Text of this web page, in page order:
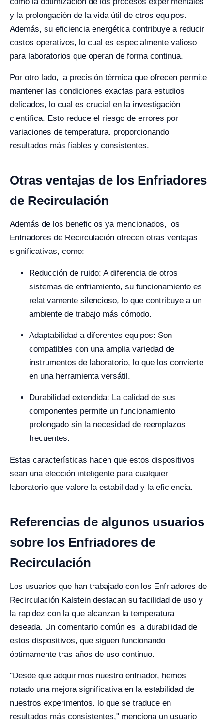
y la prolongación de la vida útil de otros equipos.
Además, su eficiencia energética contribuye a reducir
costos operativos, lo cual es especialmente valioso
para laboratorios que operan de forma continua.
Por otro lado, la precisión térmica que ofrecen permite
mantener las condiciones exactas para estudios
delicados, lo cual es crucial en la investigación
científica. Esto reduce el riesgo de errores por
variaciones de temperatura, proporcionando
resultados más fiables y consistentes.
Otras ventajas de los Enfriadores
de Recirculación
Además de los beneficios ya mencionados, los
Enfriadores de Recirculación ofrecen otras ventajas
significativas, como:
Reducción de ruido: A diferencia de otros
sistemas de enfriamiento, su funcionamiento es
relativamente silencioso, lo que contribuye a un
ambiente de trabajo más cómodo.
Adaptabilidad a diferentes equipos: Son
compatibles con una amplia variedad de
instrumentos de laboratorio, lo que los convierte
en una herramienta versátil.
Durabilidad extendida: La calidad de sus
componentes permite un funcionamiento
prolongado sin la necesidad de reemplazos
frecuentes.
Estas características hacen que estos dispositivos
sean una elección inteligente para cualquier
laboratorio que valore la estabilidad y la eficiencia.
Referencias de algunos usuarios
sobre los Enfriadores de
Recirculación
Los usuarios que han trabajado con los Enfriadores de
Recirculación Kalstein destacan su facilidad de uso y
la rapidez con la que alcanzan la temperatura
deseada. Un comentario común es la durabilidad de
estos dispositivos, que siguen funcionando
óptimamente tras años de uso continuo.
"Desde que adquirimos nuestro enfriador, hemos
notado una mejora significativa en la estabilidad de
nuestros experimentos, lo que se traduce en
resultados más consistentes," menciona un usuario